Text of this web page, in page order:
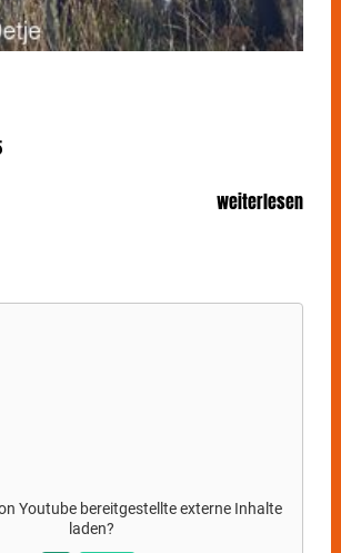
können, dann Songs über offene
Musik als Pflaster, große Melodien
Am 24. Oktober kommt der
nach Stuttgart ins Im Wizemann.
erscheint ihr Debütalbum "Cyan",
weiterlesen
Youtubebereitgestellte externe Inhalte
laden?